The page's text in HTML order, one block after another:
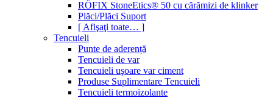
RÖFIX StoneEtics® 50 cu cărămizi de klinker
Plăci/Plăci Suport
[ Afişaţi toate… ]
Tencuieli
Punte de aderență
Tencuieli de var
Tencuieli uşoare var ciment
Produse Suplimentare Tencuieli
Tencuieli termoizolante